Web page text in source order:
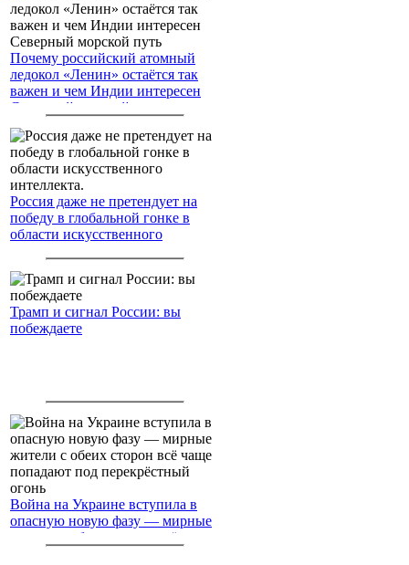
Почему российский атомный
ледокол «Ленин» остаётся так
важен и чем Индии интересен
Северный морской путь
Россия даже не претендует на
победу в глобальной гонке в
области искусственного
Трамп и сигнал России: вы
побеждаете
Война на Украине вступила в
опасную новую фазу — мирные
жители с обеих сторон всё чаще